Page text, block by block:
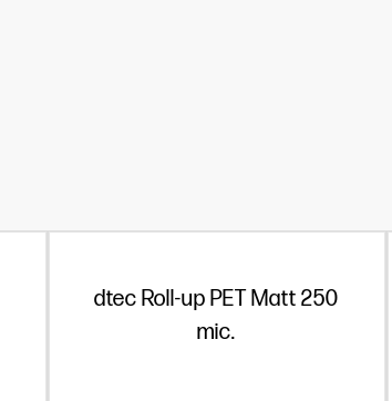
dtec Roll-up PET Matt 250
mic.